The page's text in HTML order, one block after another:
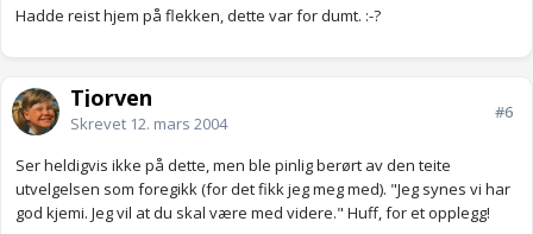
Hadde reist hjem på flekken, dette var for dumt. :-?
Tjorven
Skrevet 12. mars 2004
#6
Ser heldigvis ikke på dette, men ble pinlig berørt av den teite
utvelgelsen som foregikk (for det fikk jeg meg med). "Jeg synes vi har
god kjemi. Jeg vil at du skal være med videre." Huff, for et opplegg!